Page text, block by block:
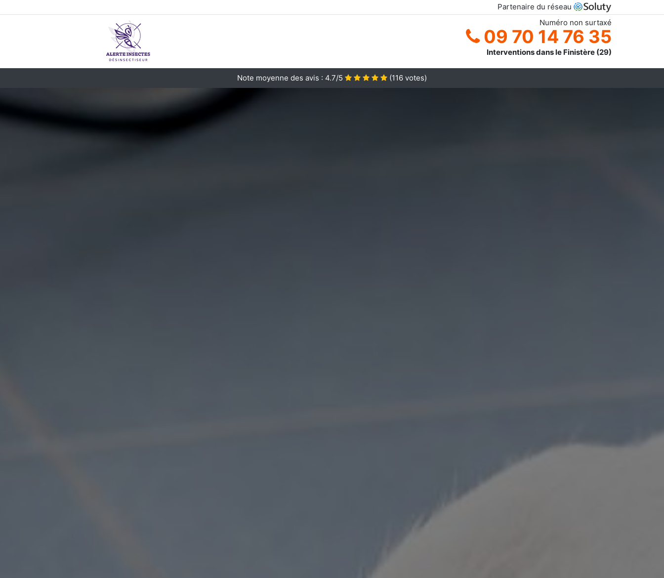
Partenaire du réseau
Numéro non surtaxé
09 70 14 76 35
Interventions dans le Finistère (29)
Note moyenne des avis : 4.7/5 (116 votes)